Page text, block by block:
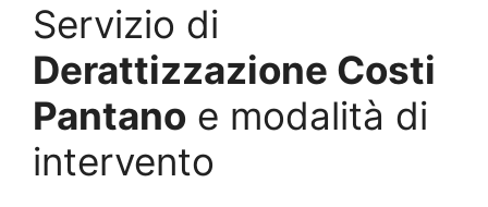
Servizio di
Derattizzazione Costi
Pantano e modalità di
intervento